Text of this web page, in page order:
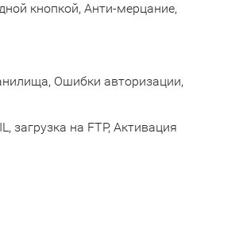
кнопкой, Анти-мерцание,
Ошибки авторизации,
загрузка на FTP, Активация